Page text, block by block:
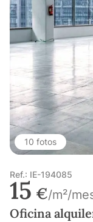
10 fotos
Ref.: IE-194085
15 €/m²/
Oficina